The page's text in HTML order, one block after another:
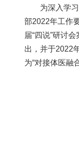
为深入学
部2022年工作
届“四说”研讨
出，并于2022
为“对接体医融